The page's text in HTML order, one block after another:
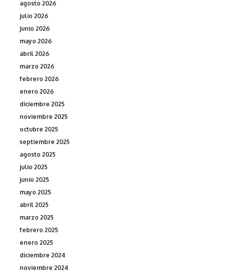
agosto 2026
julio 2026
junio 2026
mayo 2026
abril 2026
marzo 2026
febrero 2026
enero 2026
diciembre 2025
noviembre 2025
octubre 2025
septiembre 2025
agosto 2025
julio 2025
junio 2025
mayo 2025
abril 2025
marzo 2025
febrero 2025
enero 2025
diciembre 2024
noviembre 2024